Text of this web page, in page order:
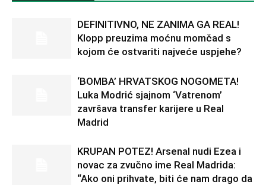
DEFINITIVNO, NE ZANIMA GA REAL!
Klopp preuzima moćnu momčad s
kojom će ostvariti najveće uspjehe?
‘BOMBA’ HRVATSKOG NOGOMETA!
Luka Modrić sjajnom ‘Vatrenom’
završava transfer karijere u Real
Madrid
KRUPAN POTEZ! Arsenal nudi Ezea i
novac za zvučno ime Real Madrida:
“Ako oni prihvate, biti će nam drago da